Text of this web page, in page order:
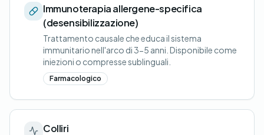
Immunoterapia allergene-specifica
(desensibilizzazione)
Trattamento causale che educa il sistema
immunitario nell'arco di 3-5 anni. Disponibile come
iniezioni o compresse sublinguali.
Farmacologico
Colliri